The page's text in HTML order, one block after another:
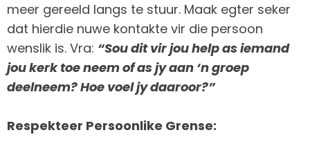
meer gereeld langs te stuur. Maak egter seker
dat hierdie nuwe kontakte vir die persoon
wenslik is. Vra: “Sou dit vir jou help as iemand
jou kerk toe neem of as jy aan ‘n groep
deelneem?Hoe voel jy daaroor?”
Respekteer Persoonlike Grense: